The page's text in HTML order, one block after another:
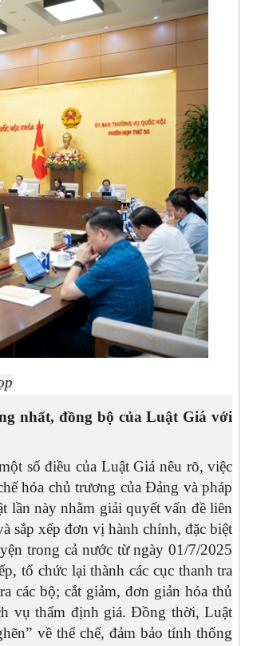
nhất, đồng bộ của Luật Giá với
số điều của Luật Giá nêu rõ, việc
hóa chủ trương của Đảng và pháp
lần này nhằm giải quyết vấn đề liên
sắp xếp đơn vị hành chính, đặc biệt
trong cả nước từ ngày 01/7/2025
tổ chức lại thành các cục thanh tra
các bộ; cắt giảm, đơn giản hóa thủ
vụ thẩm định giá. Đồng thời, Luật
về thể chế, đảm bảo tính thống